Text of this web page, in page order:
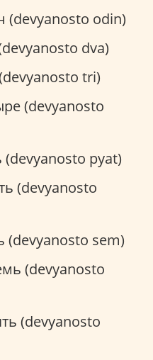
(devyanosto odin)
dva)
tri)
(devyanosto
(devyanosto pyat)
(devyanosto
(devyanosto sem)
(devyanosto
(devyanosto